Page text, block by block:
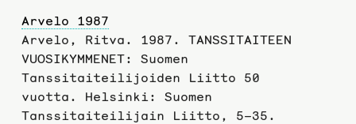
Arvelo 1987
Arvelo, Ritva. 1987. TANSSITAITEEN
VUOSIKYMMENET: Suomen
Tanssitaiteilijoiden Liitto 50
vuotta. Helsinki: Suomen
Tanssitaiteilijain Liitto, 5–35.